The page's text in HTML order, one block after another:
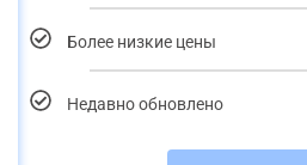
Более низкие цены
Недавно обновлено